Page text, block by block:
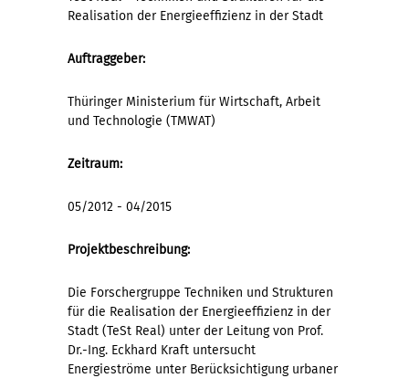
Realisation der Energieeffizienz in der Stadt
Auftraggeber:
Thüringer Ministerium für Wirtschaft, Arbeit
und Technologie (TMWAT)
Zeitraum:
05/2012 - 04/2015
Projektbeschreibung:
Die Forschergruppe Techniken und Strukturen
für die Realisation der Energieeffizienz in der
Stadt (TeSt Real) unter der Leitung von Prof.
Dr.-Ing. Eckhard Kraft untersucht
Energieströme unter Berücksichtigung urbaner